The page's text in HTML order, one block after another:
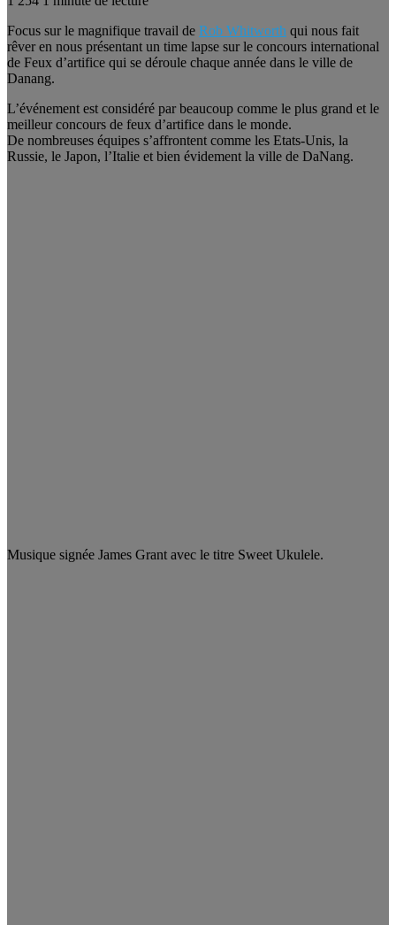
Focus sur le magnifique travail de Rob Whitworth qui nous fait
rêver en nous présentant un time lapse sur le concours international
de Feux d’artifice qui se déroule chaque année dans le ville de
Danang.
L’événement est considéré par beaucoup comme le plus grand et le
meilleur concours de feux d’artifice dans le monde.
De nombreuses équipes s’affrontent comme les Etats-Unis, la
Russie, le Japon, l’Italie et bien évidement la ville de DaNang.
Musique signée James Grant avec le titre Sweet Ukulele.